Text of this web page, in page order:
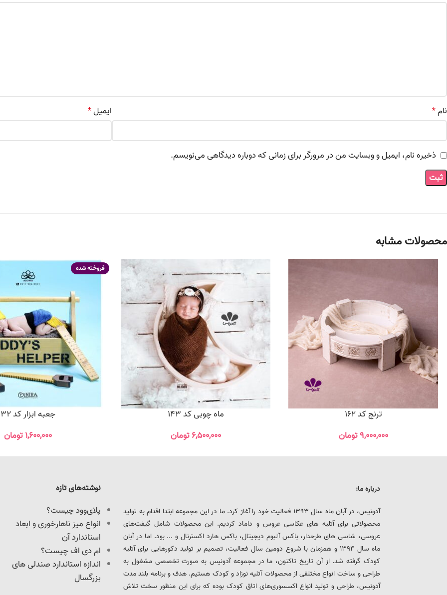
نام* ایمیل*
ذخیره نام، ایمیل و وبسایت من در مرورگر برای زمانی که دوباره دیدگاهی می‌نویسم.
محصولات مشابه
ترنج کد 162
۹,۰۰۰,۰۰۰ تومان
ماه چوبی کد 143
۶,۵۰۰,۰۰۰ تومان
فروخته شده
جعبه ابزار کد 32
۱,۶۰۰,۰۰۰تومان
نوشته‌های تازه
پلای‌وود چیست؟
انواع میز ناهارخوری و ابعاد
استاندارد آن
ام دی اف چیست؟
اندازه استاندارد صندلی های
بزرگسال
درباره ما:
آدونیس، در آبان ماه سال 1393 فعالیت خود را آغاز کرد. ما در این مجموعه ابتدا اقدام به تولید
محصولاتی برای آتلیه های عکاسی عروس و داماد کردیم. این محصولات شامل گیفت‌های
عروسی، شاسی های طرحدار، باکس آلبوم دیجیتال، باکس هارد اکسترنال و ... بود. اما در آبان
ماه سال 1394 و همزمان با شروع دومین سال فعالیت، تصمیم بر تولید دکورهایی برای آتلیه
کودک گرفته شد. از آن تاریخ تاکنون، ما در مجموعه آدونیس به صورت تخصصی مشغول به
طراحی و ساخت انواع مختلفی از محصولات آتلیه نوزاد و کودک هستیم. هدف و برنامه بلند مدت
آدونیس، طراحی و تولید انواع اکسسوری‌های اتاق کودک بوده که برای این منظور سخت تلاش